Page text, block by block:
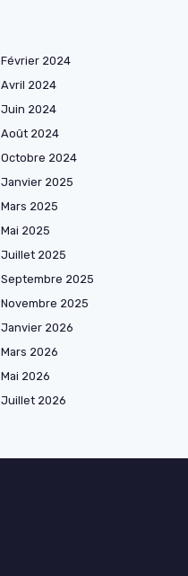
Février 2024
Avril 2024
Juin 2024
Août 2024
Octobre 2024
Janvier 2025
Mars 2025
Mai 2025
Juillet 2025
Septembre 2025
Novembre 2025
Janvier 2026
Mars 2026
Mai 2026
Juillet 2026